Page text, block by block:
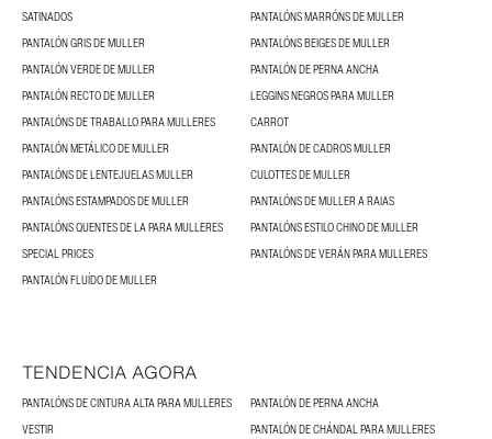
SATINADOS
PANTALÓNS MARRÓNS DE MULLER
PANTALÓN GRIS DE MULLER
PANTALÓNS BEIGES DE MULLER
PANTALÓN VERDE DE MULLER
PANTALÓN DE PERNA ANCHA
PANTALÓN RECTO DE MULLER
LEGGINS NEGROS PARA MULLER
PANTALÓNS DE TRABALLO PARA MULLERES
CARROT
PANTALÓN METÁLICO DE MULLER
PANTALÓN DE CADROS MULLER
PANTALÓNS DE LENTEJUELAS MULLER
CULOTTES DE MULLER
PANTALÓNS ESTAMPADOS DE MULLER
PANTALÓNS DE MULLER A RAIAS
PANTALÓNS QUENTES DE LA PARA MULLERES
PANTALÓNS ESTILO CHINO DE MULLER
SPECIAL PRICES
PANTALÓNS DE VERÁN PARA MULLERES
PANTALÓN FLUÍDO DE MULLER
TENDENCIA AGORA
PANTALÓNS DE CINTURA ALTA PARA MULLERES
PANTALÓN DE PERNA ANCHA
VESTIR
PANTALÓN DE CHÁNDAL PARA MULLERES